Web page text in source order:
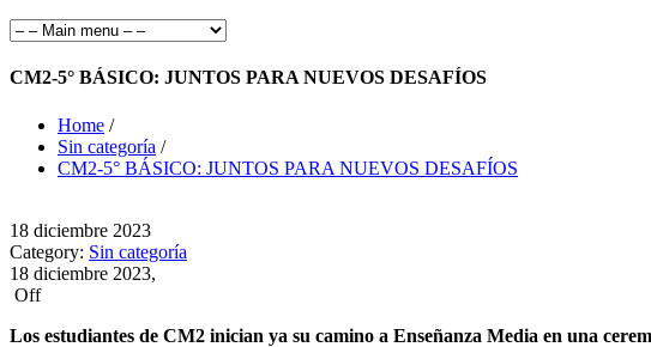
CM2-5° BÁSICO: JUNTOS PARA NUEVOS DESAFÍOS
Home /
Sin categoría /
CM2-5° BÁSICO: JUNTOS PARA NUEVOS DESAFÍOS
18 diciembre 2023
Category: Sin categoría
18 diciembre 2023,
Off
Los estudiantes de CM2 inician ya su camino a Enseñanza Media en una